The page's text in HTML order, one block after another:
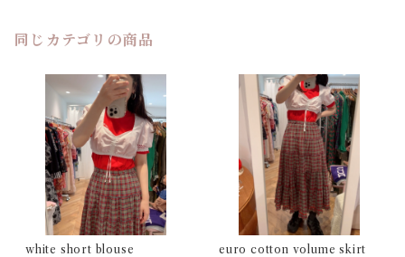
同じカテゴリの商品
white short blouse euro cotton volume skirt